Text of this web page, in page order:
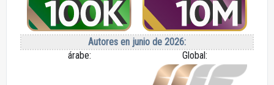
Autores en junio de 2026:
árabe:
Global: